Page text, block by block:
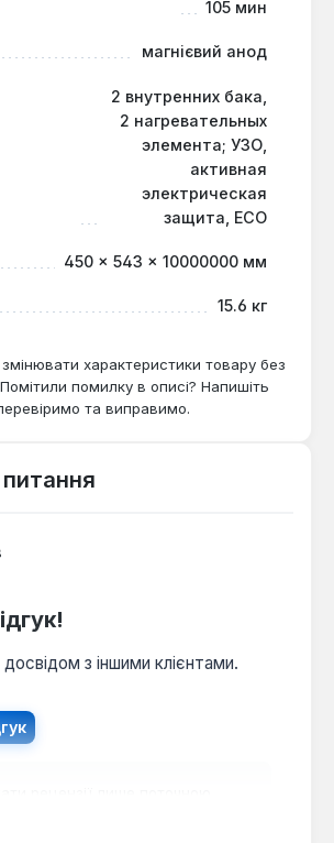
105 мин
магнієвий анод
2 внутренних бака,
2 нагревательных
элемента; УЗО,
активная
электрическая
защита, ECO
450 × 543 × 10000000 мм
15.6 кг
характеристики товару без
помилку в описі? Напишіть
та виправимо.
питання
досвідом з іншими клієнтами.